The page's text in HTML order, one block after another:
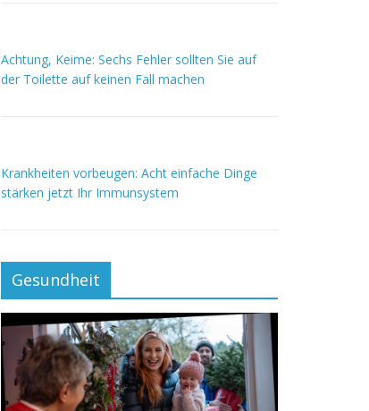
Achtung, Keime: Sechs Fehler sollten Sie auf
der Toilette auf keinen Fall machen
Krankheiten vorbeugen: Acht einfache Dinge
stärken jetzt Ihr Immunsystem
Gesundheit